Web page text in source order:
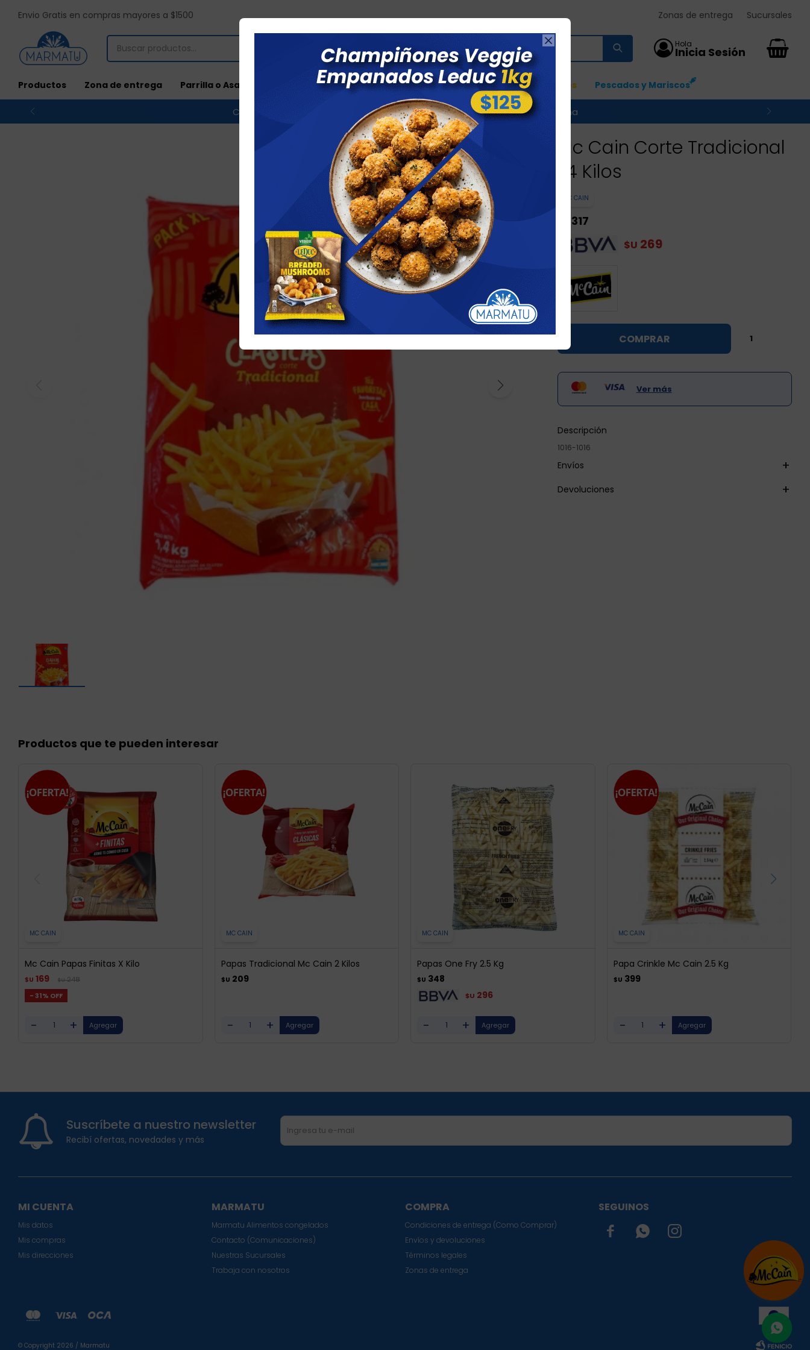

Compras menores a $ 1500 costo de envío $60 *Puede Variar según su zona
Productos Zona de entrega Parrilla o Asado Blog Ofertas Promociones Nuevos Ingresos Pescados y Mariscos
0
Envio Gratis en compras mayores a $1500 Zonas de entrega Sucursales
Mc Cain Corte Tradicional
1.4 Kilos
MC CAIN
317
$U 269
COMPRAR
Ver más
Descripción
1016-1016
Envíos
Devoluciones
Productos que te pueden interesar
MC CAIN
Mc Cain Papas Finitas X Kilo
$U 169 $U 248
31
- +
MC CAIN
Papas Tradicional Mc Cain 2 Kilos
$U 209
- +
MC CAIN
Papas One Fry 2.5 Kg
$U 348
$U 296
- +
MC CAIN
Papa Crinkle Mc Cain 2.5 Kg
$U 399
- +
Suscríbete a nuestro newsletter
Recibí ofertas, novedades y más
MI CUENTA
Mis datos
Mis compras
Mis direcciones
MARMATU
Marmatu Alimentos congelados
Contacto (Comunicaciones)
Nuestras Sucursales
Trabaja con nosotros
COMPRA
Condiciones de entrega (Como Comprar)
Envíos y devoluciones
Términos legales
Zonas de entrega
SEGUINOS

 
© Copyright 2026 / Marmatu